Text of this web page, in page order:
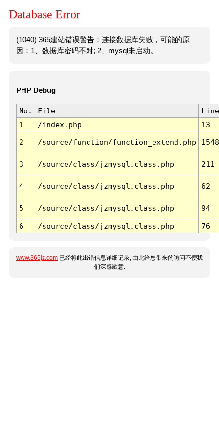
Database Error
(1040) 365建站错误警告：连接数据库失败，可能的原
因：1、数据库密码不对; 2、mysql未启动。
PHP Debug
No. File
Line
1
/index.php 13
2 /source/function/function_extend.php 1548
3 /source/class/jzmysql.class.php 211
4 /source/class/jzmysql.class.php 62
5 /source/class/jzmysql.class.php 94
6 /source/class/jzmysql.class.php 76
www.365jz.com 已经将此出错信息详细记录, 由此给您带来的访问不便我
们深感歉意.